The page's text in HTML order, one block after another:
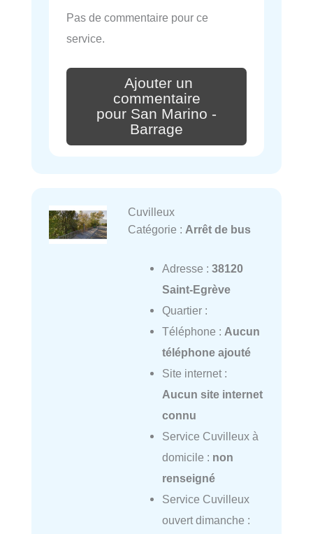
Pas de commentaire pour ce
service.
Ajouter un
commentaire
pour San Marino -
Barrage
Cuvilleux
Catégorie : Arrêt de bus
Adresse : 38120
Saint-Egrève
Quartier :
Téléphone : Aucun
téléphone ajouté
Site internet :
Aucun site internet
connu
Service Cuvilleux à
domicile : non
renseigné
Service Cuvilleux
ouvert dimanche :